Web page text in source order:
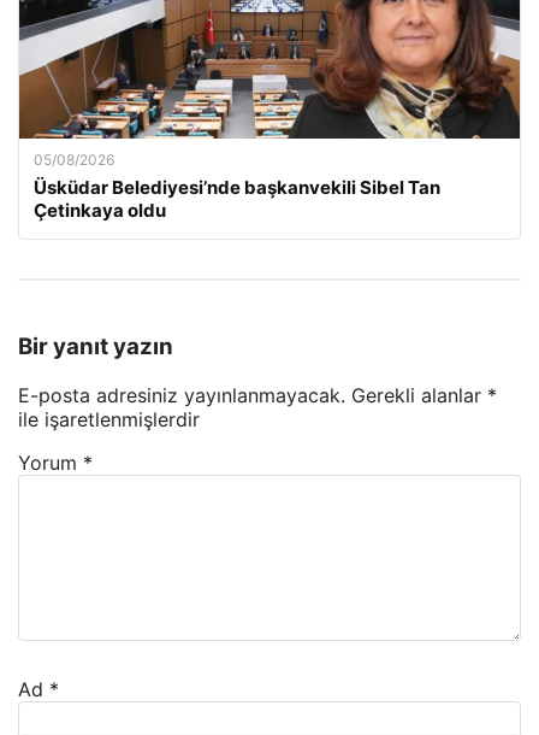
05/08/2026
Üsküdar Belediyesi’nde başkanvekili Sibel Tan
Çetinkaya oldu
Bir yanıt yazın
E-posta adresiniz yayınlanmayacak. Gerekli alanlar *
ile işaretlenmişlerdir
Yorum *
Ad *